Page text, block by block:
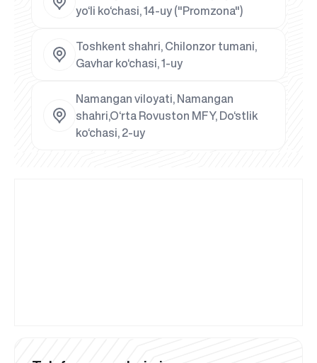
yo‘li ko‘chasi, 14-uy ("Promzona")
Toshkent shahri, Chilonzor tumani,
Gavhar ko‘chasi, 1-uy
Namangan viloyati, Namangan
shahri,O‘rta Rovuston MFY, Do‘stlik
ko‘chasi, 2-uy